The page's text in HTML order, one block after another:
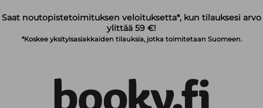
Saat noutopistetoimituksen veloituksetta*, kun tilauksesi arvo
ylittää 59 €!
*Koskee yksityisasiakkaiden tilauksia, jotka toimitetaan Suomeen.